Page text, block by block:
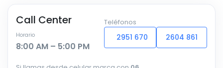
Call Center
Horario
8:00 AM – 5:00 PM
Teléfonos
2951 670 2604 861